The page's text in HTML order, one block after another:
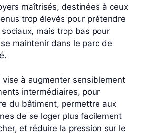
maîtrisés, destinées à ceux
trop élevés pour prétendre
mais trop bas pour
maintenir dans le parc de
vise à augmenter sensiblement
intermédiaires, pour
du bâtiment, permettre aux
de se loger plus facilement
et réduire la pression sur le